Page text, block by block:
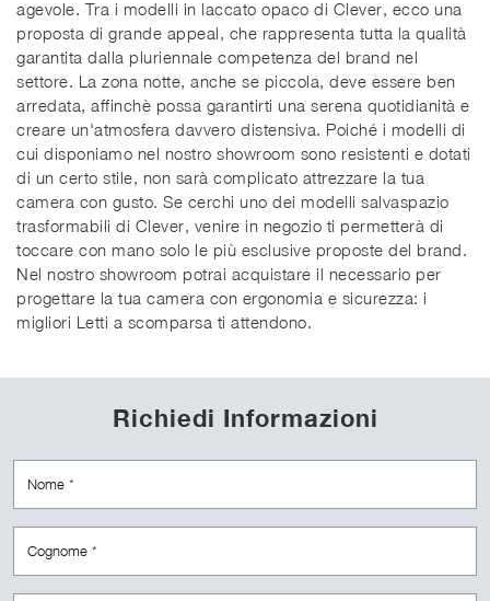
agevole. Tra i modelli in laccato opaco di Clever, ecco una
proposta di grande appeal, che rappresenta tutta la qualità
garantita dalla pluriennale competenza del brand nel
settore. La zona notte, anche se piccola, deve essere ben
arredata, affinchè possa garantirti una serena quotidianità e
creare un'atmosfera davvero distensiva. Poiché i modelli di
cui disponiamo nel nostro showroom sono resistenti e dotati
di un certo stile, non sarà complicato attrezzare la tua
camera con gusto. Se cerchi uno dei modelli salvaspazio
trasformabili di Clever, venire in negozio ti permetterà di
toccare con mano solo le più esclusive proposte del brand.
Nel nostro showroom potrai acquistare il necessario per
progettare la tua camera con ergonomia e sicurezza: i
migliori Letti a scomparsa ti attendono.
Richiedi Informazioni